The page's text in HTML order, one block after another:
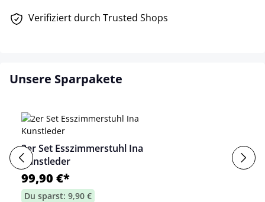
Verifiziert durch Trusted Shops
Unsere Sparpakete
2er Set Esszimmerstuhl Ina
Kunstleder
99,90 €*
Du sparst: 9,90 €